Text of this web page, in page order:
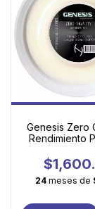
Genesis Zero
Rendimiento
Multifilamento
24 meses de